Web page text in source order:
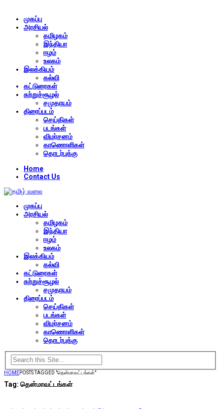
முகப்பு
அரசியல்
தமிழகம்
இந்தியா
ஈழம்
உலகம்
இலக்கியம்
கல்வி
கட்டுரைகள்
சுற்றுச்சூழல்
சமுதாயம்
திரைப்படம்
செய்திகள்
படங்கள்
விமர்சனம்
காணொளிகள்
தொடர்புக்கு
Home
Contact Us
முகப்பு
அரசியல்
தமிழகம்
இந்தியா
ஈழம்
உலகம்
இலக்கியம்
கல்வி
கட்டுரைகள்
சுற்றுச்சூழல்
சமுதாயம்
திரைப்படம்
செய்திகள்
படங்கள்
விமர்சனம்
காணொளிகள்
தொடர்புக்கு
HOMEPOSTS TAGGED "தென்மாவட்டங்கள்"
Tag: தென்மாவட்டங்கள்